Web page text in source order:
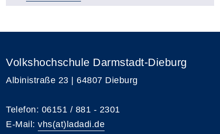
Volkshochschule Darmstadt-Dieburg
Albinistraße 23 | 64807 Dieburg
Telefon: 06151 / 881 - 2301
E-Mail: vhs(at)ladadi.de